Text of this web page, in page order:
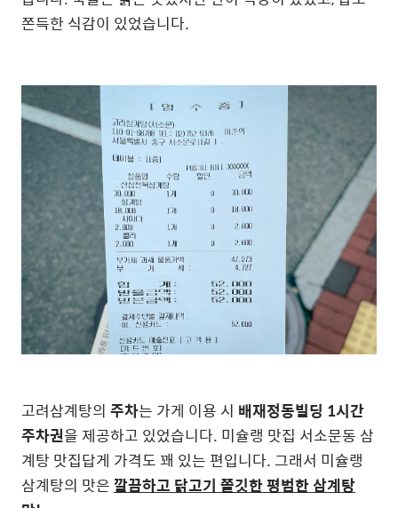
쫀득한 식감이 있었습니다.
고려삼계탕의 주차는 가게 이용 시 배재정동빌딩 1시간
주차권을 제공하고 있었습니다. 미슐랭 맛집 서소문동 삼
계탕 맛집답게 가격도 꽤 있는 편입니다. 그래서 미슐랭
삼계탕의 맛은깔끔하고 닭고기 쫄깃한 평범한 삼계탕